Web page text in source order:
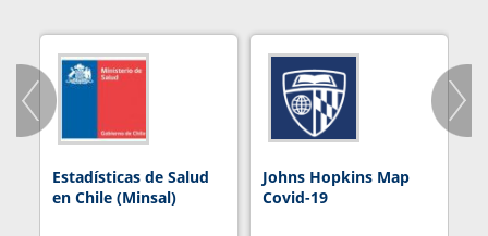
Estadísticas de Salud
en Chile (Minsal)
Johns Hopkins Map
Covid-19